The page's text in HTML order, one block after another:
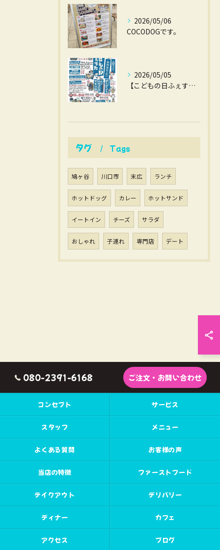
2026/05/06
COCODOGです。
2026/05/05
【こどもの日ふぇすた】
タグ Tags
鳩ヶ谷 川口市 末広 ランチ
ホットドッグ カレー ホットサンド
イートイン チーズ サラダ
おしゃれ 子連れ 専門店 デート
080-2391-6168 ご注文・お問い合わせ
コンセプト サービス
スタッフ メニュー
よくある質問 お客様の声
当店の特徴 ファーストフード
テイクアウト デリバリー
ディナー カフェ
アクセス ブログ